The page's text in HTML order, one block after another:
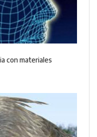
con materiales